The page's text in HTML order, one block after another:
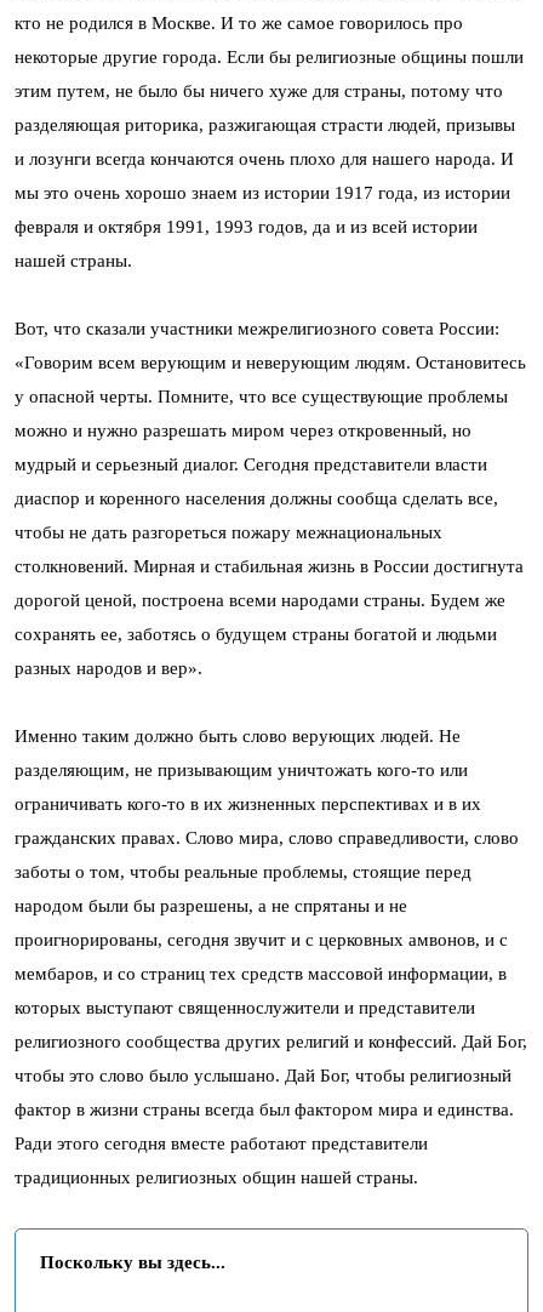
кто не родился в Москве. И то же самое говорилось про
некоторые другие города. Если бы религиозные общины пошли
этим путем, не было бы ничего хуже для страны, потому что
разделяющая риторика, разжигающая страсти людей, призывы
и лозунги всегда кончаются очень плохо для нашего народа. И
мы это очень хорошо знаем из истории 1917 года, из истории
февраля и октября 1991, 1993 годов, да и из всей истории
нашей страны.
Вот, что сказали участники межрелигиозного совета России:
«Говорим всем верующим и неверующим людям. Остановитесь
у опасной черты. Помните, что все существующие проблемы
можно и нужно разрешать миром через откровенный, но
мудрый и серьезный диалог. Сегодня представители власти
диаспор и коренного населения должны сообща сделать все,
чтобы не дать разгореться пожару межнациональных
столкновений. Мирная и стабильная жизнь в России достигнута
дорогой ценой, построена всеми народами страны. Будем же
сохранять ее, заботясь о будущем страны богатой и людьми
разных народов и вер».
Именно таким должно быть слово верующих людей. Не
разделяющим, не призывающим уничтожать кого-то или
ограничивать кого-то в их жизненных перспективах и в их
гражданских правах. Слово мира, слово справедливости, слово
заботы о том, чтобы реальные проблемы, стоящие перед
народом были бы разрешены, а не спрятаны и не
проигнорированы, сегодня звучит и с церковных амвонов, и с
мембаров, и со страниц тех средств массовой информации, в
которых выступают священнослужители и представители
религиозного сообщества других религий и конфессий. Дай Бог,
чтобы это слово было услышано. Дай Бог, чтобы религиозный
фактор в жизни страны всегда был фактором мира и единства.
Ради этого сегодня вместе работают представители
традиционных религиозных общин нашей страны.
Поскольку вы здесь...